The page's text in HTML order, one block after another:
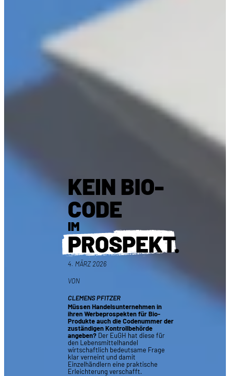
KEIN BIO-
CODE
IM
PROSPEKT.
4. MÄRZ 2026
VON
CLEMENS PFITZER
Müssen Handelsunternehmen in
ihren Werbeprospekten für Bio-
Produkte auch die Codenummer der
zuständigen Kontrollbehörde
angeben? Der EuGH hat diese für
den Lebensmittelhandel
wirtschaftlich bedeutsame Frage
klar verneint und damit
Einzelhändlern eine praktische
Erleichterung verschafft.